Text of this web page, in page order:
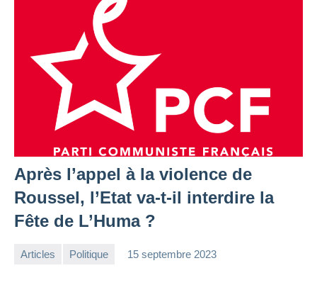
Après l’appel à la violence de
Roussel, l’Etat va-t-il interdire la
Fête de L’Huma ?
Articles Politique 15 septembre 2023